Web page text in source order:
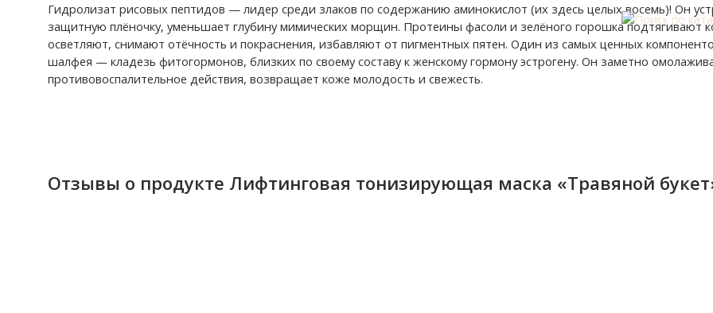
Гидролизат рисовых пептидов — лидер среди злаков по содержанию аминокислот (их здесь целых восемь)! Он
защитную плёночку, уменьшает глубину мимических морщин. Протеины фасоли и зелёного горошка подтягивают
осветляют, снимают отёчность и покраснения, избавляют от пигментных пятен. Один из самых ценных
шалфея — кладезь фитогормонов, близких по своему составу к женскому гормону эстрогену. Он заметно
противовоспалительное действия, возвращает коже молодость и свежесть.
Отзывы о продукте Лифтинговая тонизирующая маска «Травяной